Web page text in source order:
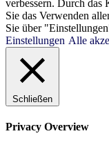
verbessern. Durch
Sie das Verwenden
Sie über
Einstellungen Alle
Schließen
Privacy Overview